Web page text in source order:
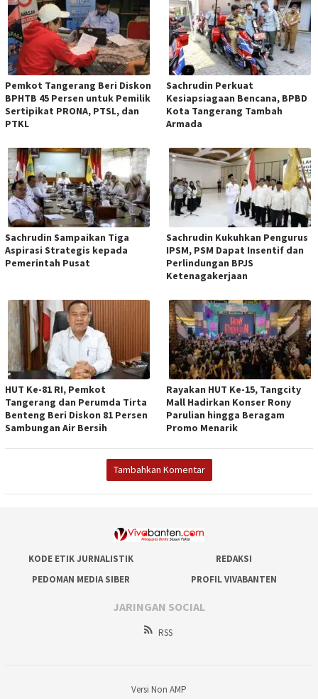
Pemkot Tangerang Beri Diskon
BPHTB 45 Persen untuk Pemilik
Sertipikat PRONA, PTSL, dan
PTKL
Sachrudin Perkuat
Kesiapsiagaan Bencana, BPBD
Kota Tangerang Tambah
Armada
Sachrudin Sampaikan Tiga
Aspirasi Strategis kepada
Pemerintah Pusat
Sachrudin Kukuhkan Pengurus
IPSM, PSM Dapat Insentif dan
Perlindungan BPJS
Ketenagakerjaan
HUT Ke-81 RI, Pemkot
Tangerang dan Perumda Tirta
Benteng Beri Diskon 81 Persen
Sambungan Air Bersih
Rayakan HUT Ke-15, Tangcity
Mall Hadirkan Konser Rony
Parulian hingga Beragam
Promo Menarik
Tambahkan Komentar
KODE ETIK JURNALISTIK
REDAKSI
PEDOMAN MEDIA SIBER
PROFIL VIVABANTEN
JARINGAN SOCIAL
RSS
Versi Non AMP